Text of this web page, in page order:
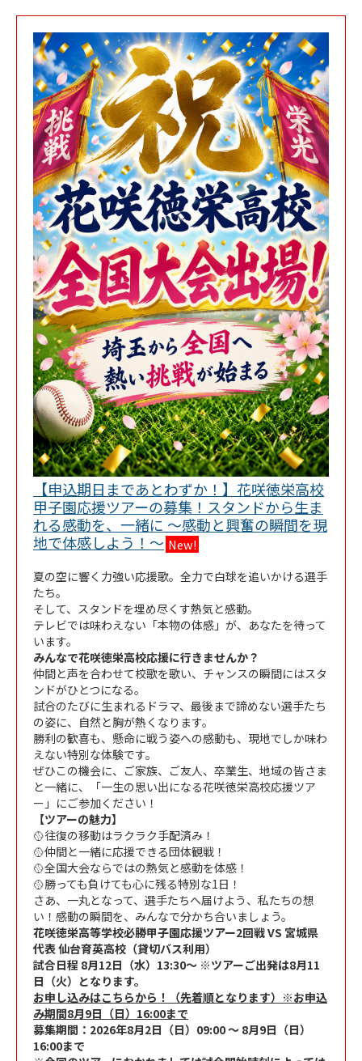
【申込期日まであとわずか！】花咲徳栄高校
甲子園応援ツアーの募集！スタンドから生ま
れる感動を、一緒に ～感動と興奮の瞬間を現
地で体感しよう！～Link Opens in New Tab
New!
夏の空に響く力強い応援歌。全力で白球を追いかける選手
たち。
そして、スタンドを埋め尽くす熱気と感動。
テレビでは味わえない「本物の体感」が、あなたを待って
います。
みんなで花咲徳栄高校応援に行きませんか？
仲間と声を合わせて校歌を歌い、チャンスの瞬間にはスタ
ンドがひとつになる。
試合のたびに生まれるドラマ、最後まで諦めない選手たち
の姿に、自然と胸が熱くなります。
勝利の歓喜も、懸命に戦う姿への感動も、現地でしか味わ
えない特別な体験です。
ぜひこの機会に、ご家族、ご友人、卒業生、地域の皆さま
と一緒に、「一生の思い出になる花咲徳栄高校応援ツア
ー」にご参加ください！
【ツアーの魅力】
🥎往復の移動はラクラク手配済み！
🥎仲間と一緒に応援できる団体観戦！
🥎全国大会ならではの熱気と感動を体感！
🥎勝っても負けても心に残る特別な1日！
さあ、一丸となって、選手たちへ届けよう、私たちの想
い！感動の瞬間を、みんなで分かち合いましょう。
花咲徳栄高等学校必勝甲子園応援ツアー2回戦 VS 宮城県
代表 仙台育英高校（貸切バス利用）
試合日程 8月12日（水）13:30～ ※ツアーご出発は8月11
日（火）となります。
お申し込みはこちらから！（先着順となります）※お申込
み期間8月9日（日）16:00まで
募集期間：2026年8月2日（日）09:00 ～ 8月9日（日）
16:00まで